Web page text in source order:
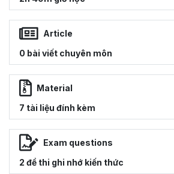
Article
0 bài viết chuyên môn
Material
7 tài liệu đính kèm
Exam questions
2 đề thi ghi nhớ kiến thức